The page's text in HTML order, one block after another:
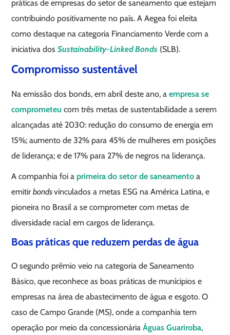
práticas de empresas do setor de saneamento que estejam
contribuindo positivamente no país. A Aegea foi eleita
como destaque na categoria Financiamento Verde com a
iniciativa dosSustainability-Linked Bonds (SLB).
Compromisso sustentável
Na emissão dos bonds, em abril deste ano, aempresa se
comprometeu com três metas de sustentabilidade a serem
alcançadas até 2030: redução do consumo de energia em
15%; aumento de 32% para 45% de mulheres em posições
de liderança; e de 17% para 27% de negros na liderança.
A companhia foi a primeira do setor de saneamento a
emitirbondsvinculados a metas ESG na América Latina, e
pioneira no Brasil a se comprometer com metas de
diversidade racial em cargos de liderança.
Boas práticas que reduzem perdas de água
O segundo prêmio veio na categoria de Saneamento
Básico, que reconhece as boas práticas de munícipios e
empresas na área de abastecimento de água e esgoto. O
caso de Campo Grande (MS), onde a companhia tem
operação por meio da concessionáriaÁguas Guariroba,